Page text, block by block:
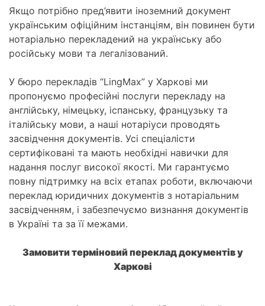
Якщо потрібно пред’явити іноземний документ
українським офіційним інстанціям, він повинен бути
нотаріально перекладений на українську або
російську мови та легалізований.
У бюро перекладів “LingMax” у Харкові ми
пропонуємо професійні послуги перекладу на
англійську, німецьку, іспанську, французьку та
італійську мови, а наші нотаріуси проводять
засвідчення документів. Усі спеціалісти
сертифіковані та мають необхідні навички для
надання послуг високої якості. Ми гарантуємо
повну підтримку на всіх етапах роботи, включаючи
переклад юридичних документів з нотаріальним
засвідченням, і забезпечуємо визнання документів
в Україні та за її межами.
Замовити терміновий переклад документів у
Харкові